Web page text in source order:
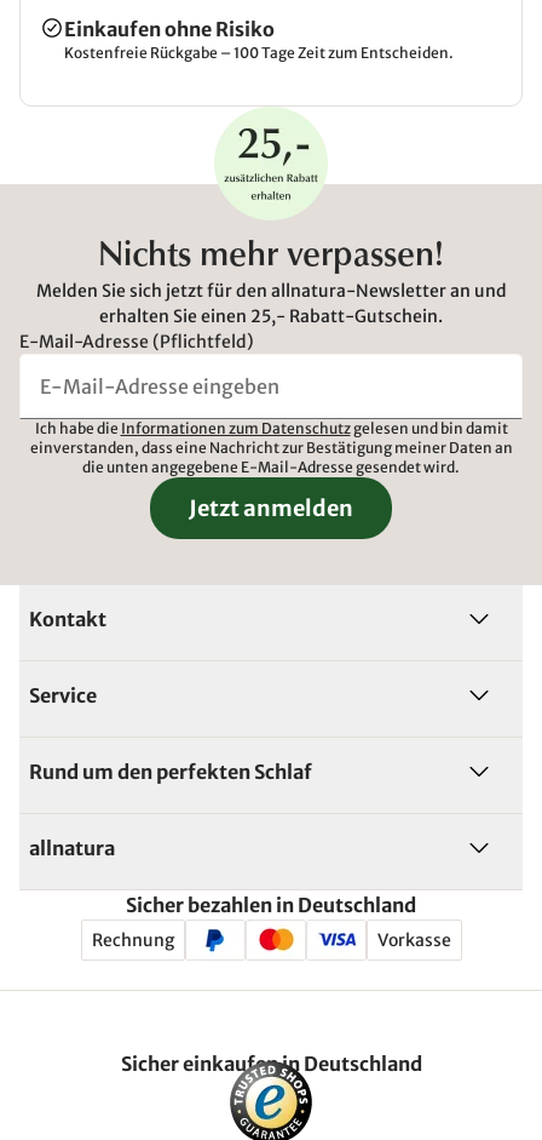
Einkaufen ohne Risiko
Kostenfreie Rückgabe – 100 Tage Zeit zum Entscheiden.
Nichts mehr verpassen!
Melden Sie sich jetzt für den allnatura-Newsletter an und
erhalten Sie einen 25,- Rabatt-Gutschein.
E-Mail-Adresse (Pflichtfeld)
Ich habe die Informationen zum Datenschutzgelesen und bin damit
einverstanden, dass eine Nachricht zur Bestätigung meiner Daten an
die unten angegebene E-Mail-Adresse gesendet wird.
Jetzt anmelden
Kontakt
Service
Rund um den perfekten Schlaf
allnatura
Sicher bezahlen in Deutschland
Rechnung Vorkasse
Sicher einkaufen in Deutschland